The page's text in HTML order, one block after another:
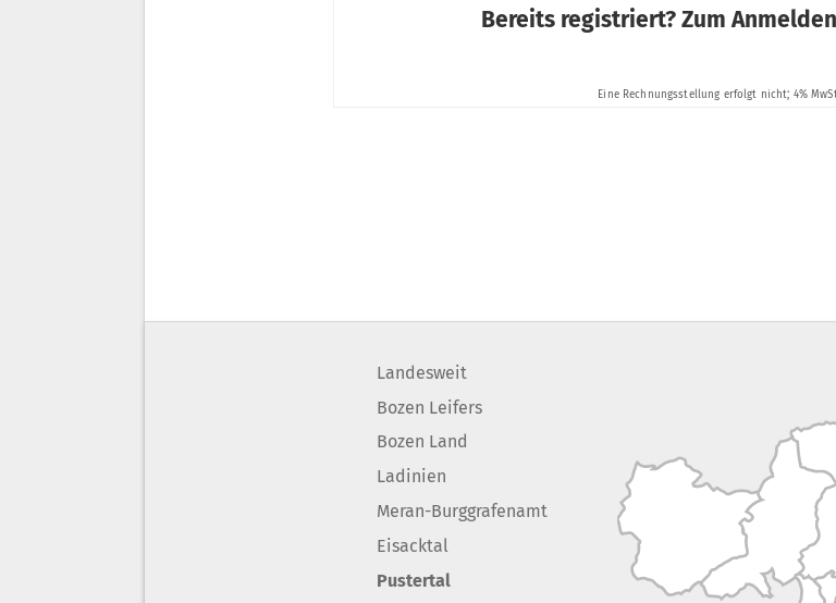
Landesweit
Bozen Leifers
Bozen Land
Ladinien
Meran-Burggrafenamt
Eisacktal
Pustertal